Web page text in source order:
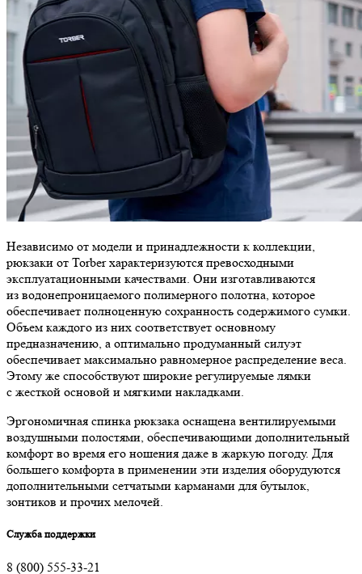
Независимо от модели и принадлежности к коллекции,
рюкзаки от Torber характеризуются превосходными
эксплуатационными качествами. Они изготавливаются
из водонепроницаемого полимерного полотна, которое
обеспечивает полноценную сохранность содержимого сумки.
Объем каждого из них соответствует основному
предназначению, а оптимально продуманный силуэт
обеспечивает максимально равномерное распределение веса.
Этому же способствуют широкие регулируемые лямки
с жесткой основой и мягкими накладками.
Эргономичная спинка рюкзака оснащена вентилируемыми
воздушными полостями, обеспечивающими дополнительный
комфорт во время его ношения даже в жаркую погоду. Для
большего комфорта в применении эти изделия оборудуются
дополнительными сетчатыми карманами для бутылок,
зонтиков и прочих мелочей.
Служба поддержки
8 (800) 555-33-21